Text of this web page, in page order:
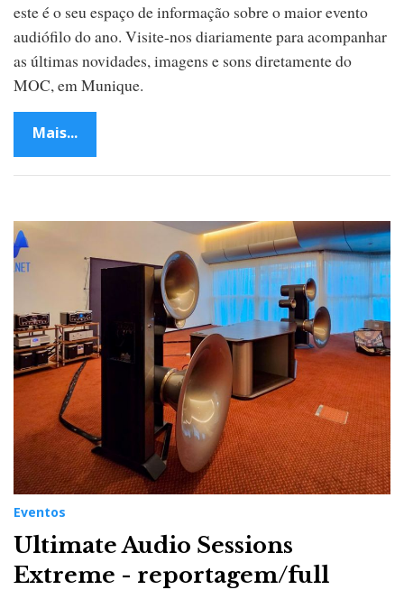
este é o seu espaço de informação sobre o maior evento
audiófilo do ano. Visite-nos diariamente para acompanhar
as últimas novidades, imagens e sons diretamente do
MOC, em Munique.
Mais...
Eventos
Ultimate Audio Sessions
Extreme - reportagem/full